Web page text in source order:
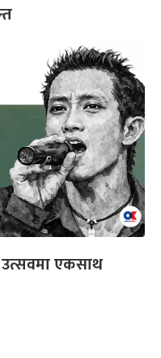
उत्सवमा एकसाथ